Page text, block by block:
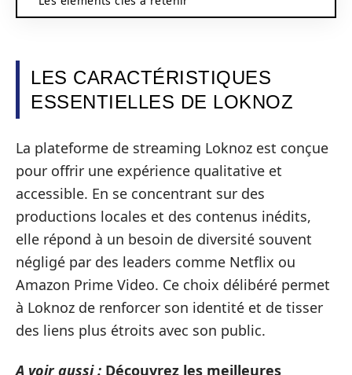
LES CARACTÉRISTIQUES
ESSENTIELLES DE LOKNOZ
La plateforme de streaming Loknoz est conçue
pour offrir une expérience qualitative et
accessible. En se concentrant sur des
productions locales et des contenus inédits,
elle répond à un besoin de diversité souvent
négligé par des leaders comme Netflix ou
Amazon Prime Video. Ce choix délibéré permet
à Loknoz de renforcer son identité et de tisser
des liens plus étroits avec son public.
A voir aussi : Découvrez les meilleures